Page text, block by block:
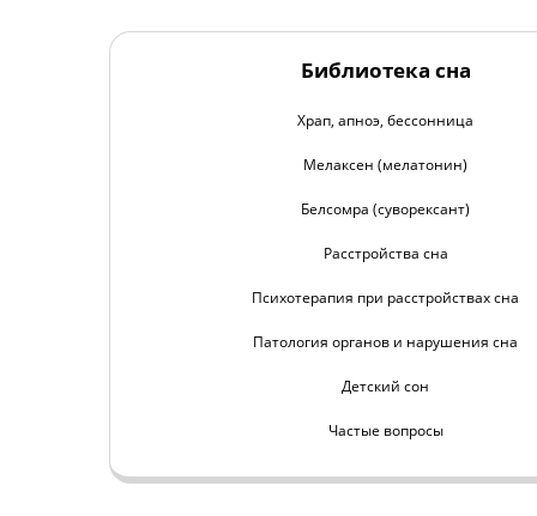
Библиотека сна
Храп, апноэ, бессонница
Мелаксен (мелатонин)
Белсомра (суворексант)
Расстройства сна
Психотерапия при расстройствах сна
Патология органов и нарушения сна
Детский сон
Частые вопросы